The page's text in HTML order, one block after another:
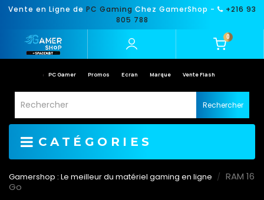
Vente en Ligne de PC Gaming Chez GamerShop -
+216 93
805 788
0
PC Gamer Promos Ecran Marque Vente Flash
Rechercher
CATÉGORIES
Gamershop : Le meilleur du matériel gaming en ligne
RAM 16
Go